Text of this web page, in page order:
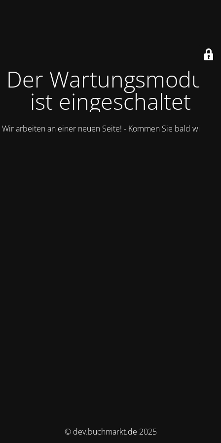
Der Wartungsmodus
ist eingeschaltet
Wir arbeiten an einer neuen Seite! - Kommen Sie bald wieder.
© dev.buchmarkt.de 2025